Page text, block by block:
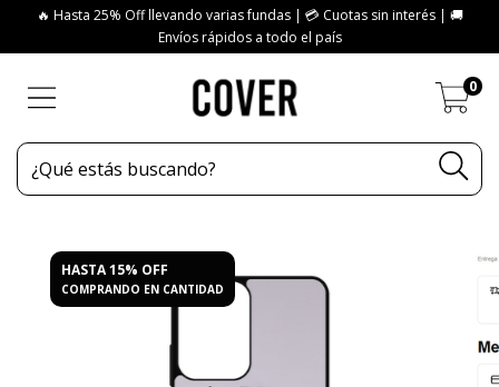
🔥 Hasta 25% Off llevando varias fundas | 💳 Cuotas sin interés | 🚚
Envíos rápidos a todo el país
0
HASTA 15% OFF
COMPRANDO EN CANTIDAD